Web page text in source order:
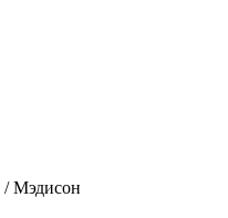
/ Мэдисон